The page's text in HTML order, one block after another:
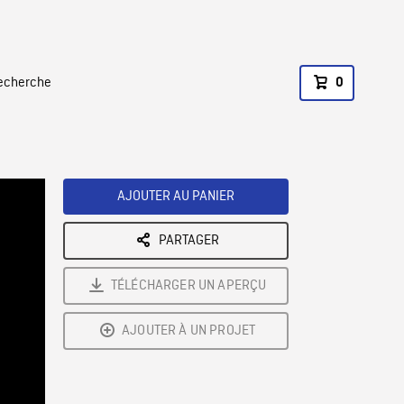
0
AJOUTER AU PANIER
PARTAGER
TÉLÉCHARGER UN APERÇU
AJOUTER À UN PROJET